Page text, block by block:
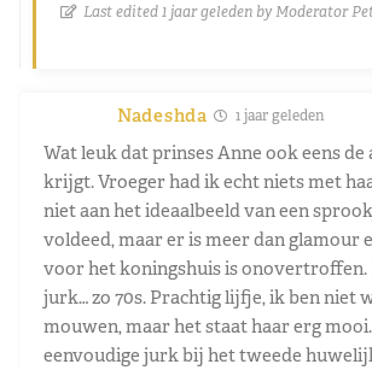
Last edited 1 jaar geleden by Moderator
Nadeshda 1 jaar geleden
Wat leuk dat prinses Anne ook eens de
krijgt. Vroeger had ik echt niets met
niet aan het ideaalbeeld van een
voldeed, maar er is meer dan glamour
voor het koningshuis is onovertroffen.
jurk… zo 70s. Prachtig lijfje, ik ben niet
mouwen, maar het staat haar erg
eenvoudige jurk bij het tweede